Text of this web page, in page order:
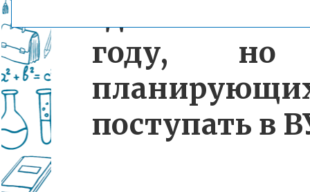
году,
поступать в